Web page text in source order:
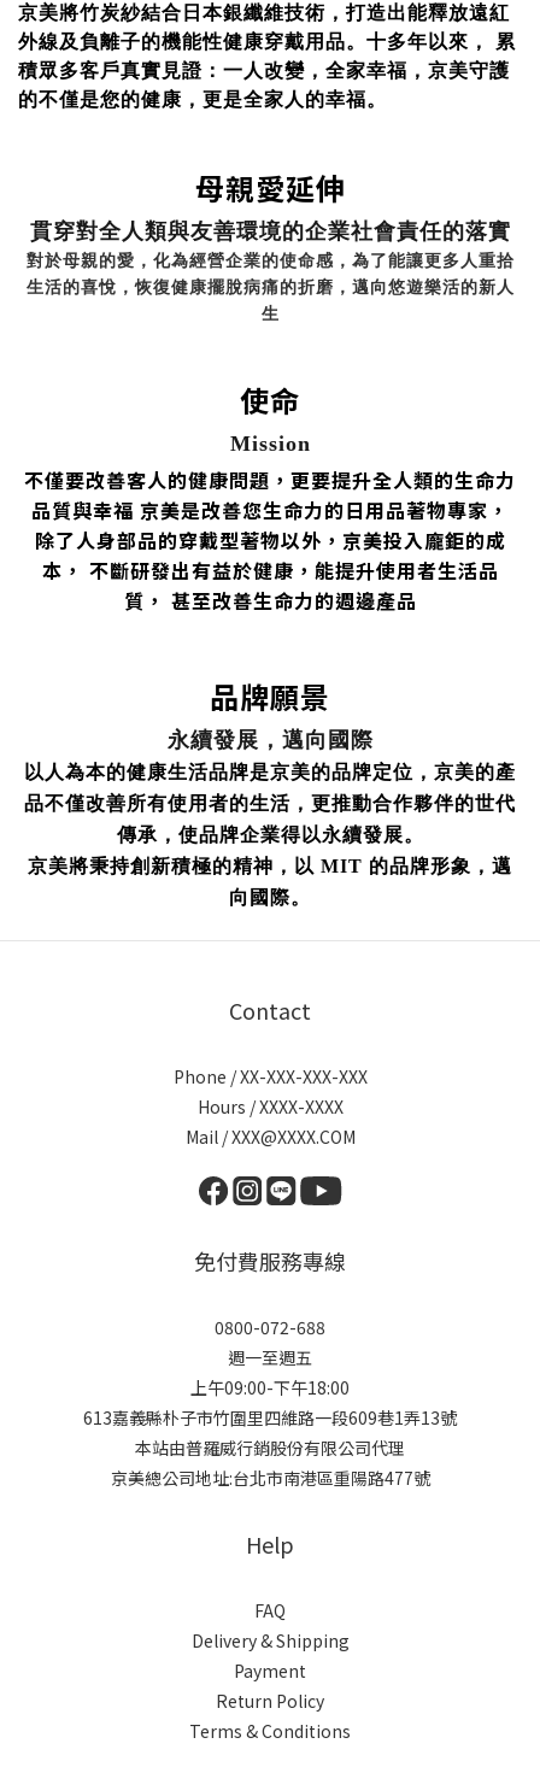
京美將竹炭紗結合日本銀纖維技術，打造出能釋放遠紅
外線及負離子的機能性健康穿戴用品。十多年以來， 累
積眾多客戶真實見證：一人改變，全家幸福，京美守護
的不僅是您的健康，更是全家人的幸福。
母親愛延伸
貫穿對全人類與友善環境的企業社會責任的落實
對於母親的愛，化為經營企業的使命感，為了能讓更多人重拾
生活的喜悅，恢復健康擺脫病痛的折磨，邁向悠遊樂活的新人
生
使命
Mission
不僅要改善客人的健康問題，更要提升全人類的生命力
品質與幸福 京美是改善您生命力的日用品著物專家，
除了人身部品的穿戴型著物以外，京美投入龐鉅的成
本， 不斷研發出有益於健康，能提升使用者生活品
質， 甚至改善生命力的週邊產品
品牌願景
永續發展，邁向國際
以人為本的健康生活品牌是京美的品牌定位，京美的產
品不僅改善所有使用者的生活，更推動合作夥伴的世代
傳承，使品牌企業得以永續發展。
京美將秉持創新積極的精神，以 MIT 的品牌形象，邁
向國際。
Contact
Phone / XX-XXX-XXX-XXX
Hours / XXXX-XXXX
Mail / XXX@XXXX.COM
免付費服務專線
0800-072-688
週一至週五
上午09:00-下午18:00
613嘉義縣朴子市竹圍里四維路一段609巷1弄13號
本站由普羅威行銷股份有限公司代理
京美總公司地址:台北市南港區重陽路477號
Help
FAQ
Delivery & Shipping
Payment
Return Policy
Terms & Conditions